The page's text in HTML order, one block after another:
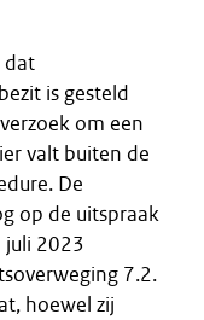
dat
is gesteld
om een
valt buiten de
De
op de uitspraak
juli 2023
7.2.
hoewel zij